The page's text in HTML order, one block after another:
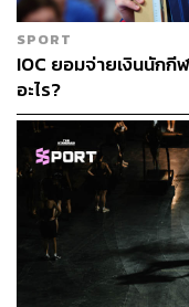
ทองร่วมกันได้ เท่านั้น
สวมกอดและจับมือกับ
แต่ในปารีส 2024 ทั้ง
ว่าถ้าเป็นไปได้ก็อยา
SPORT
IOC ยอมจ่ายเงินนักกี
อะไร?